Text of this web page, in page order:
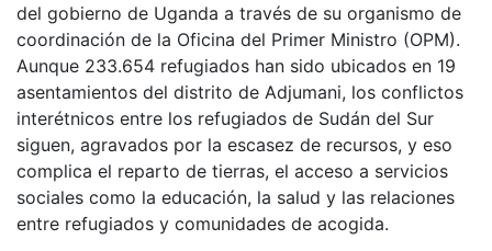
del gobierno de Uganda a través de su organismo de
coordinación de la Oficina del Primer Ministro (OPM).
Aunque 233.654 refugiados han sido ubicados en 19
asentamientos del distrito de Adjumani, los conflictos
interétnicos entre los refugiados de Sudán del Sur
siguen, agravados por la escasez de recursos, y eso
complica el reparto de tierras, el acceso a servicios
sociales como la educación, la salud y las relaciones
entre refugiados y comunidades de acogida.